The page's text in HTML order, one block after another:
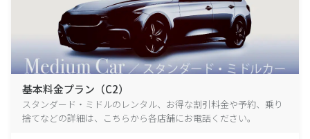
基本料金プラン（C2）
スタンダード・ミドルのレンタル、お得な割引料金や予約、乗り
捨てなどの詳細は、こちらから各店舗にお電話ください。